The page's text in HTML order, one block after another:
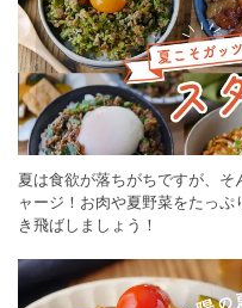
夏は食欲が落ちがちですが、
ャージ！お肉や夏野菜をたっ
き飛ばしましょう！